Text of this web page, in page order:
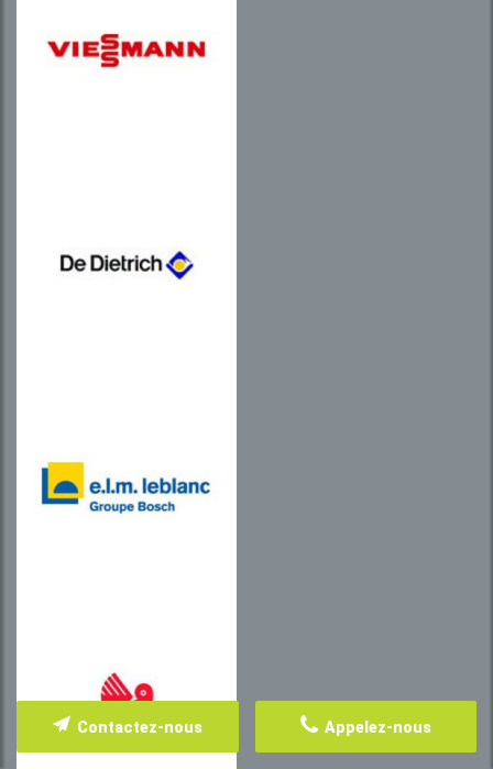
Appelez-nous
Contactez-nous